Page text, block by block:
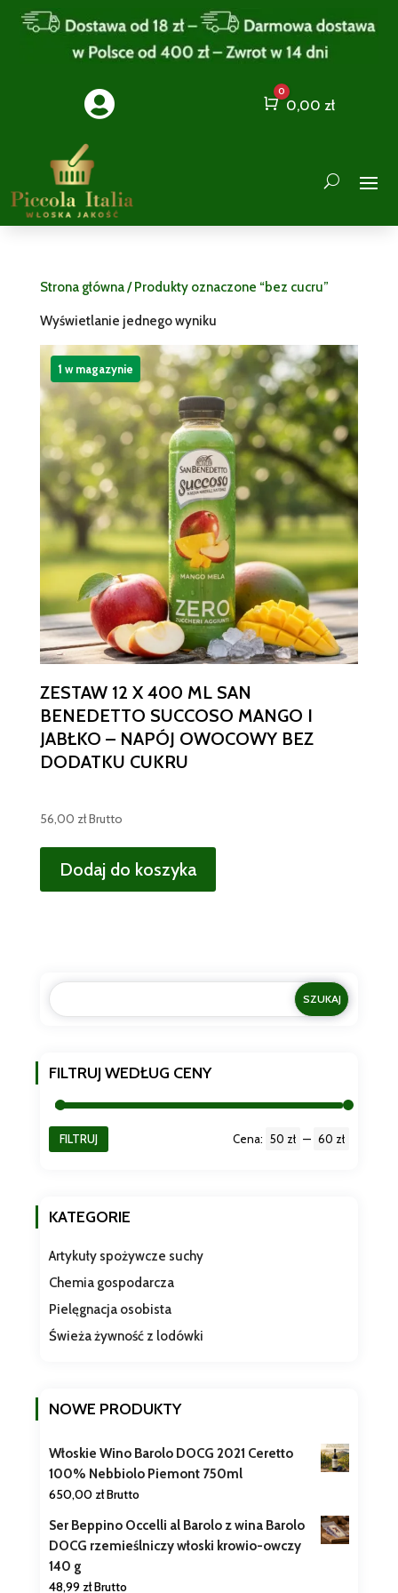
 Cart
0
0,00 zł
Strona główna/ Produkty oznaczone “bez cucru”
Wyświetlanie jednego wyniku
ZESTAW 12 X 400 ML SAN
BENEDETTO SUCCOSO MANGO I
JABŁKO – NAPÓJ OWOCOWY BEZ
DODATKU CUKRU
56,00 złBrutto
Dodaj do koszyka
1 w magazynie
FILTRUJ WEDŁUG CENY
FILTRUJ Cena: 50 zł — 60 zł
KATEGORIE
Artykuły spożywcze suchy
Chemia gospodarcza
Pielęgnacja osobista
Świeża żywność z lodówki
NOWE PRODUKTY
Włoskie Wino Barolo DOCG 2021 Ceretto
100% Nebbiolo Piemont 750ml
650,00 złBrutto
Ser Beppino Occelli al Barolo z wina Barolo
DOCG rzemieślniczy włoski krowio-owczy
140 g
48,99 złBrutto